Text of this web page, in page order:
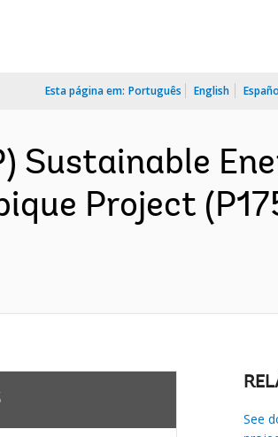
Esta página em: Português English
Sustainable
Project
See